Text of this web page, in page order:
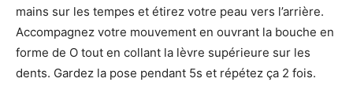
mains sur les tempes et étirez votre peau vers l’arrière.
Accompagnez votre mouvement en ouvrant la bouche en
forme de O tout en collant la lèvre supérieure sur les
dents. Gardez la pose pendant 5s et répétez ça 2 fois.